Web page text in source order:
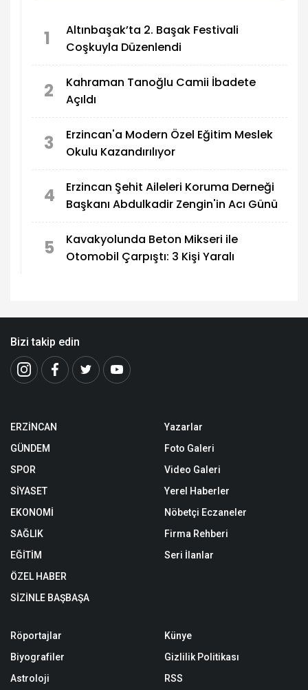
1
Altınbaşak’ta 2. Başak Festivali
Coşkuyla Düzenlendi
2
Kahraman Tanoğlu Camii İbadete
Açıldı
3
Erzincan'a Modern Özel Eğitim Meslek
Okulu Kazandırılıyor
4
Erzincan Şehit Aileleri Koruma Derneği
Başkanı Abdulkadir Zengin'in Acı Günü
5
Kavakyolunda Beton Mikseri ile
Otomobil Çarpıştı: 3 Kişi Yaralı
Bizi takip edin
ERZİNCAN
GÜNDEM
SPOR
SİYASET
EKONOMİ
SAĞLIK
EĞİTİM
ÖZEL HABER
SİZİNLE BAŞBAŞA
Yazarlar
Foto Galeri
Video Galeri
Yerel Haberler
Nöbetçi Eczaneler
Firma Rehberi
Seri İlanlar
Röportajlar
Biyografiler
Astroloji
Künye
Gizlilik Politikası
RSS